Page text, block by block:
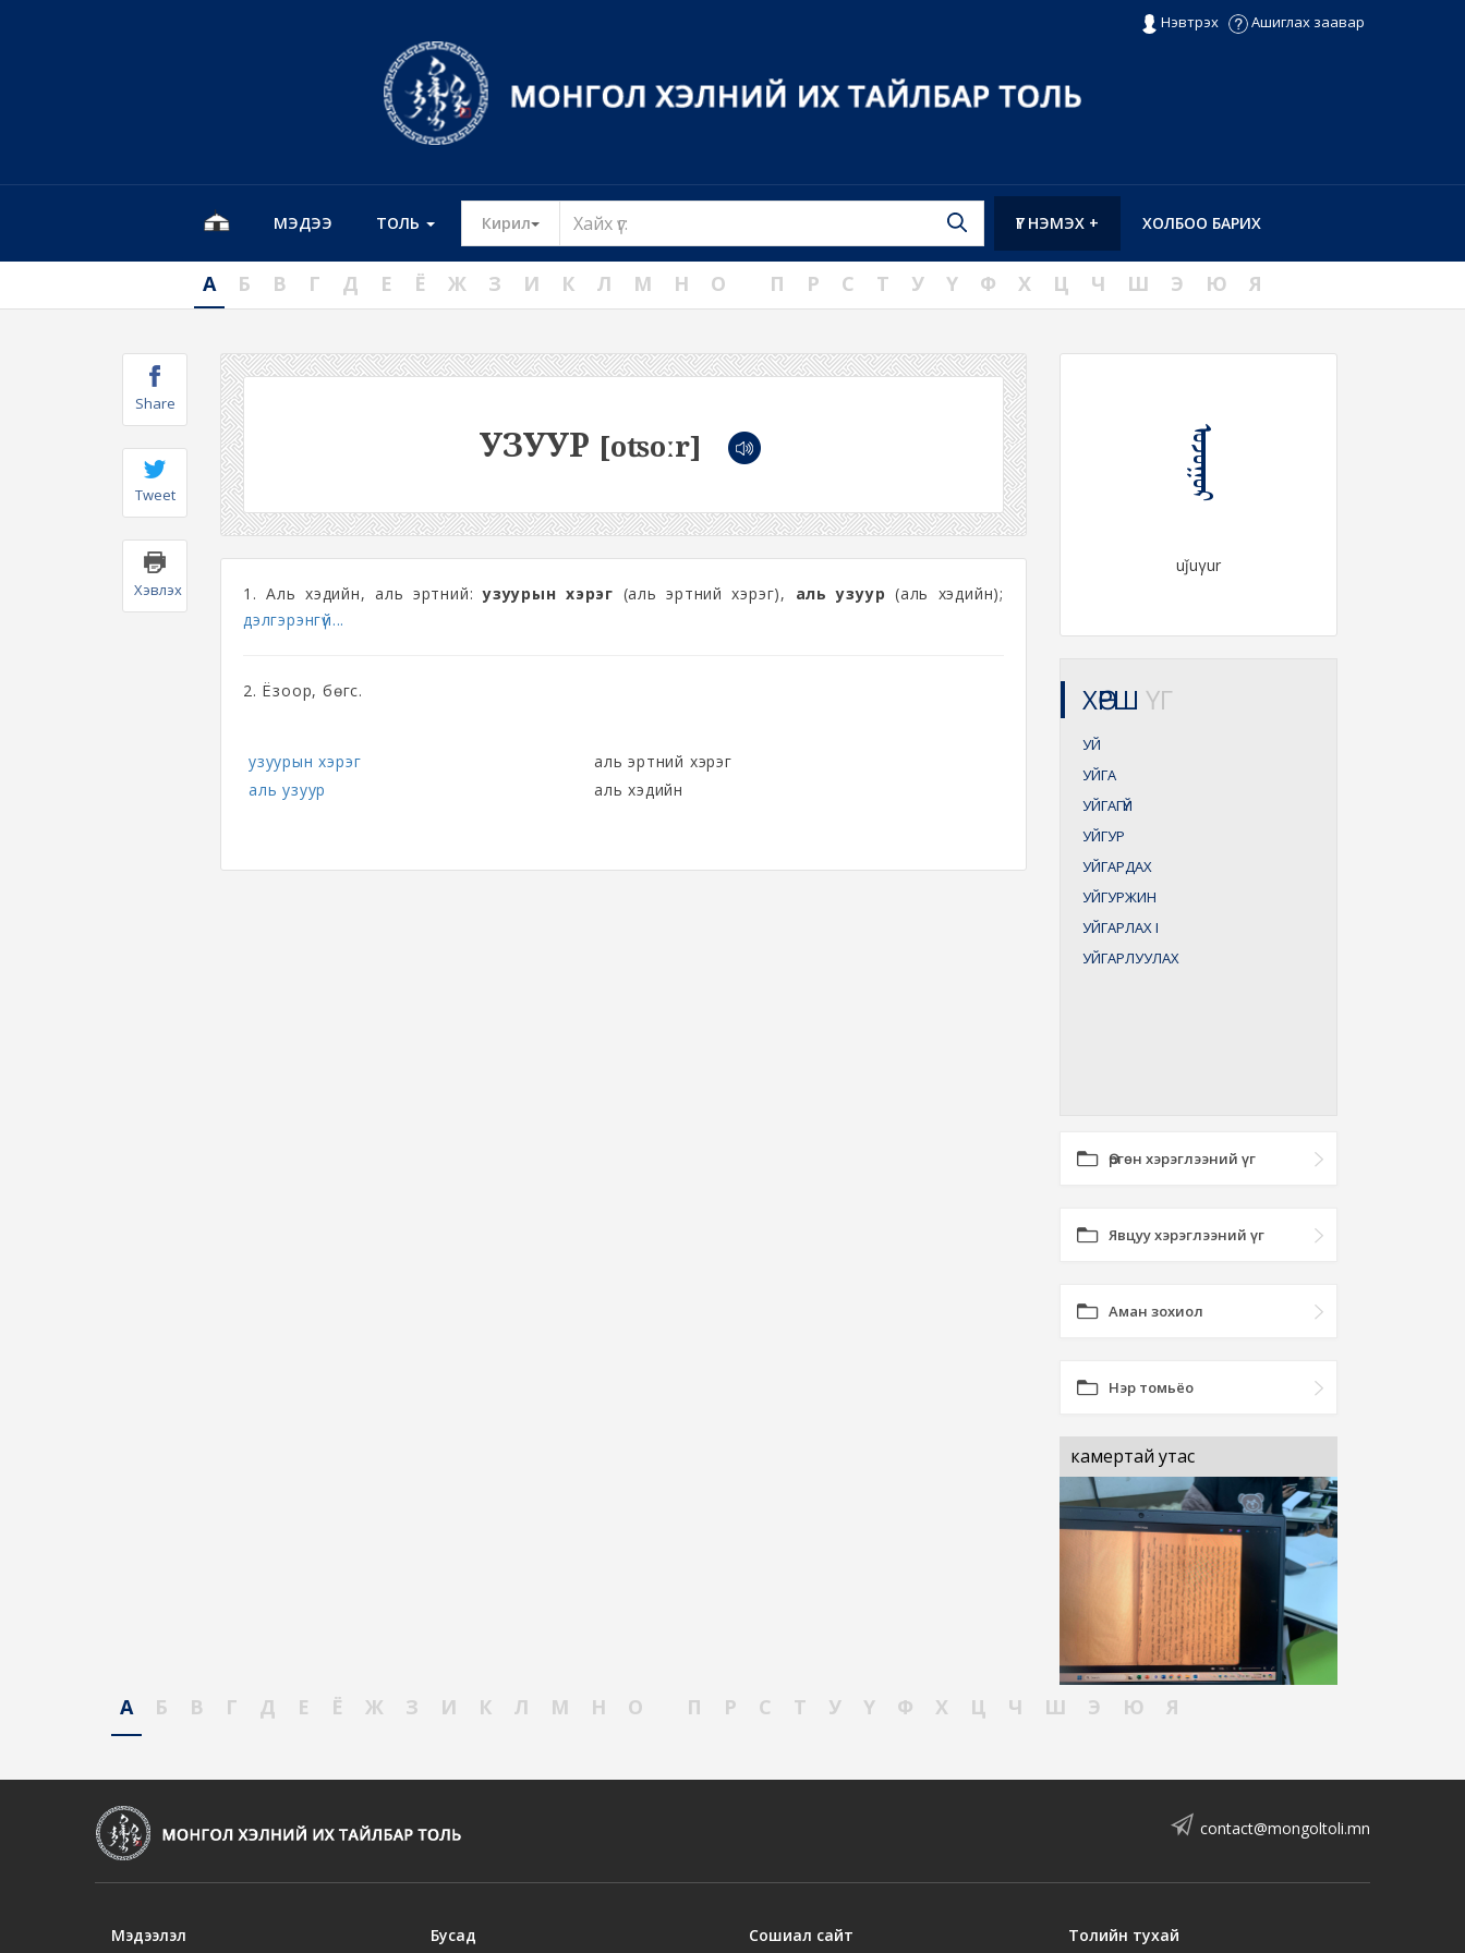
Нэвтрэх Ашиглах заавар
МЭДЭЭ ТОЛЬ Кирил Toggle Dropdown ХОЛБОО БАРИХ
ҮГ НЭМЭХ +
А Б В Г Д Е Ё Ж З И К Л М Н О П Р С Т У Ү Ф Х Ц Ч Ш Э Ю Я
Share
Tweet
Хэвлэх
УЗУУР [oʦoːr]
1. Аль хэдийн, аль эртний:узуурын хэрэг (аль эртний хэрэг), аль узуур (аль хэдийн);
дэлгэрэнгүй...
2. Ёзоор, бөгс.
узуурын хэрэг
аль эртний хэрэг
аль узуур
аль хэдийн
ᠤᠵᠤᠭᠤᠷ
uǰuγur
ХӨРШ ҮГ
УЙ
УЙГА
УЙГАГҮЙ
УЙГУР
УЙГАРДАХ
УЙГУРЖИН
УЙГАРЛАХI
УЙГАРЛУУЛАХ
Өргөн хэрэглээний үг
Явцуу хэрэглээний үг
Аман зохиол
Нэр томьёо
камертай утас
А Б В Г Д Е Ё Ж З И К Л М Н О П Р С Т У Ү Ф Х Ц Ч Ш Э Ю Я
contact@mongoltoli.mn
Мэдээлэл Бусад Сошиал сайт Толийн тухай